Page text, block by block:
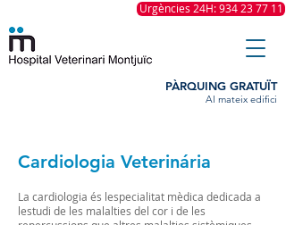
Urgències 24H: 934 23 77 11
PÀRQUING GRATUÏT
Al mateix edifici
Cardiologia Veterinária
La cardiologia és lespecialitat mèdica dedicada a
lestudi de les malalties del cor i de les